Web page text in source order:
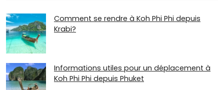
Comment se rendre à Koh Phi Phi depuis
Krabi?
Informations utiles pour un déplacement à
Koh Phi Phi depuis Phuket